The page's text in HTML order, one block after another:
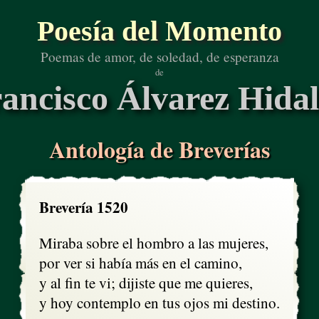
Poesía del Momento
Poemas de amor, de soledad, de esperanza
de
Álvarez
Antología de Breverías
Brevería 1520
Miraba sobre el hombro a las mujeres,
por ver si había más en el camino,
y al fin te vi; dijiste que me quieres,
y hoy contemplo en tus ojos mi destino.